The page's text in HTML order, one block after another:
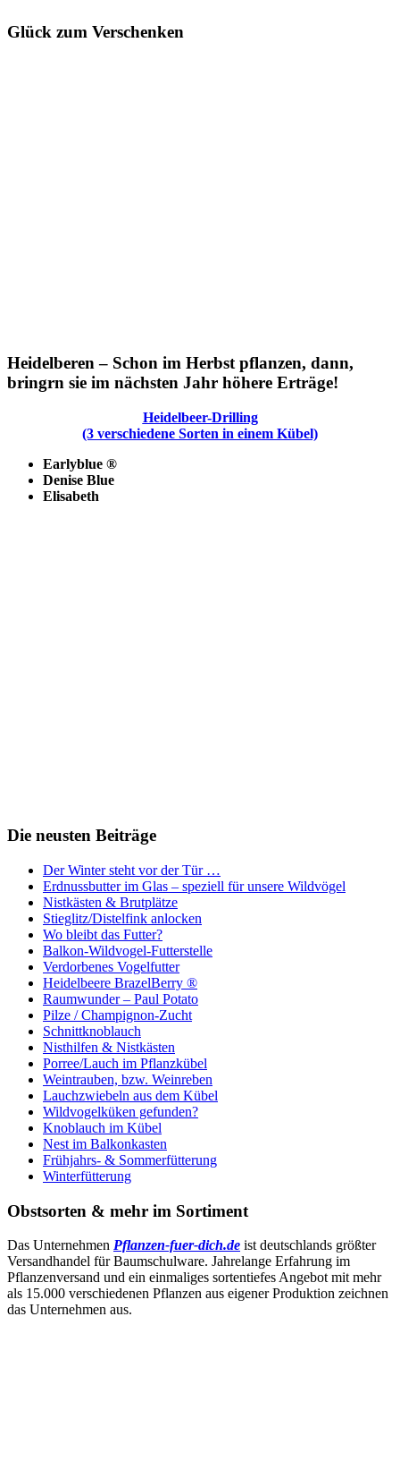
Glück zum Verschenken
Heidelberen – Schon im Herbst pflanzen, dann,
bringrn sie im nächsten Jahr höhere Erträge!
Heidelbeer-Drilling
(3 verschiedene Sorten in einem Kübel)
Earlyblue ®
Denise Blue
Elisabeth
Die neusten Beiträge
Der Winter steht vor der Tür …
Erdnussbutter im Glas – speziell für unsere Wildvögel
Nistkästen & Brutplätze
Stieglitz/Distelfink anlocken
Wo bleibt das Futter?
Balkon-Wildvogel-Futterstelle
Verdorbenes Vogelfutter
Heidelbeere BrazelBerry ®
Raumwunder – Paul Potato
Pilze / Champignon-Zucht
Schnittknoblauch
Nisthilfen & Nistkästen
Porree/Lauch im Pflanzkübel
Weintrauben, bzw. Weinreben
Lauchzwiebeln aus dem Kübel
Wildvogelküken gefunden?
Knoblauch im Kübel
Nest im Balkonkasten
Frühjahrs- & Sommerfütterung
Winterfütterung
Obstsorten & mehr im Sortiment
Das Unternehmen Pflanzen-fuer-dich.de ist deutschlands größter
Versandhandel für Baumschulware. Jahrelange Erfahrung im
Pflanzenversand und ein einmaliges sortentiefes Angebot mit mehr
als 15.000 verschiedenen Pflanzen aus eigener Produktion zeichnen
das Unternehmen aus.